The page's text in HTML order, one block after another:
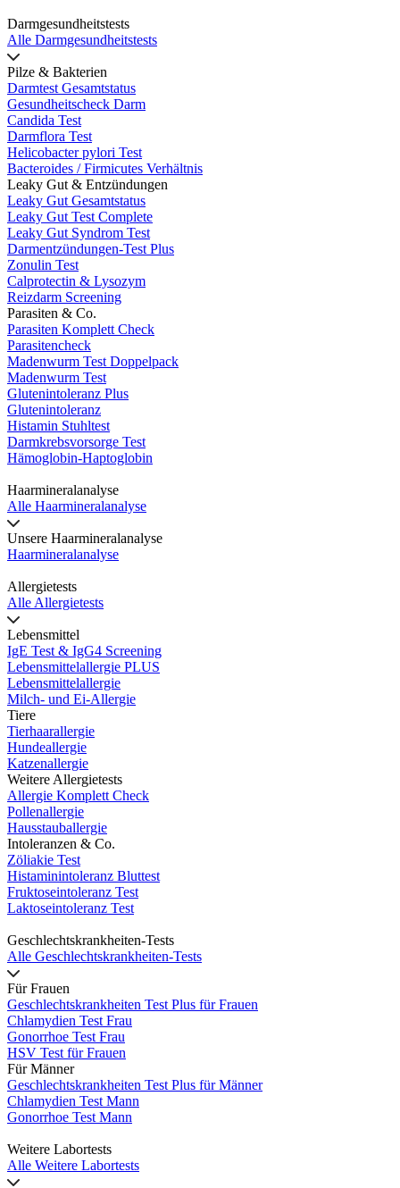
Darmgesundheitstests
Alle Darmgesundheitstests
Pilze & Bakterien
Darmtest Gesamtstatus
Gesundheitscheck Darm
Candida Test
Darmflora Test
Helicobacter pylori Test
Bacteroides / Firmicutes Verhältnis
Leaky Gut & Entzündungen
Leaky Gut Gesamtstatus
Leaky Gut Test Complete
Leaky Gut Syndrom Test
Darmentzündungen-Test Plus
Zonulin Test
Calprotectin & Lysozym
Reizdarm Screening
Parasiten & Co.
Parasiten Komplett Check
Parasitencheck
Madenwurm Test Doppelpack
Madenwurm Test
Glutenintoleranz Plus
Glutenintoleranz
Histamin Stuhltest
Darmkrebsvorsorge Test
Hämoglobin-Haptoglobin
Haarmineralanalyse
Alle Haarmineralanalyse
Unsere Haarmineralanalyse
Haarmineralanalyse
Allergietests
Alle Allergietests
Lebensmittel
IgE Test & IgG4 Screening
Lebensmittelallergie PLUS
Lebensmittelallergie
Milch- und Ei-Allergie
Tiere
Tierhaarallergie
Hundeallergie
Katzenallergie
Weitere Allergietests
Allergie Komplett Check
Pollenallergie
Hausstauballergie
Intoleranzen & Co.
Zöliakie Test
Histaminintoleranz Bluttest
Fruktoseintoleranz Test
Laktoseintoleranz Test
Geschlechtskrankheiten-Tests
Alle Geschlechtskrankheiten-Tests
Für Frauen
Geschlechtskrankheiten Test Plus für Frauen
Chlamydien Test Frau
Gonorrhoe Test Frau
HSV Test für Frauen
Für Männer
Geschlechtskrankheiten Test Plus für Männer
Chlamydien Test Mann
Gonorrhoe Test Mann
Weitere Labortests
Alle Weitere Labortests